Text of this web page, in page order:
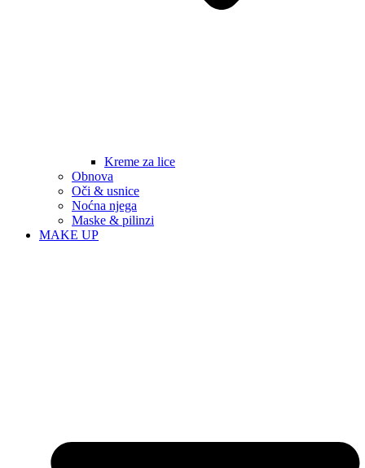
Kreme za lice
Obnova
Oči & usnice
Noćna njega
Maske & pilinzi
MAKE UP